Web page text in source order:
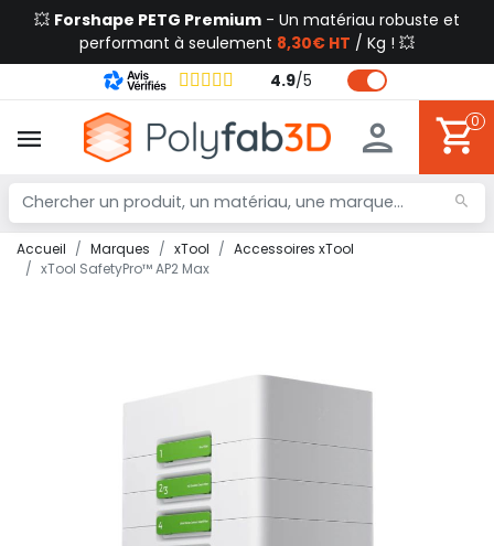
💥 Forshape PETG Premium - Un matériau robuste et
performant à seulement 8,30€ HT / Kg ! 💥
4.9/5
0
Accueil Marques xTool
Accessoires xTool
xTool SafetyPro™ AP2 Max